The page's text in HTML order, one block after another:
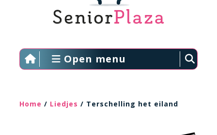
Open menu
Home / Liedjes / Terschelling het eiland